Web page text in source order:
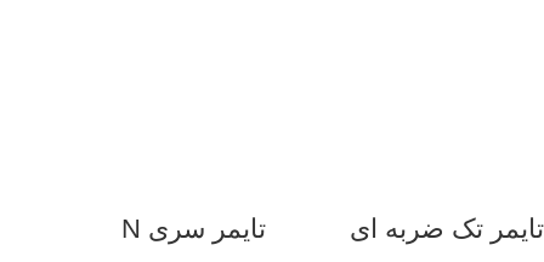
تایمر تک ضربه ای تایمر سری N